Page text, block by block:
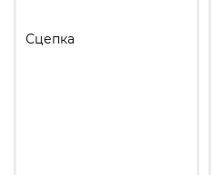
Сцепка